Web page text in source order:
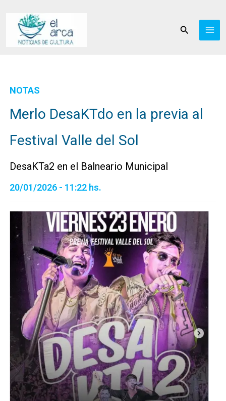
contenido
Buscar
NOTAS
Merlo DesaKTdo en la previa al
Festival Valle del Sol
DesaKTa2 en el Balneario Municipal
20/01/2026 - 11:22 hs.